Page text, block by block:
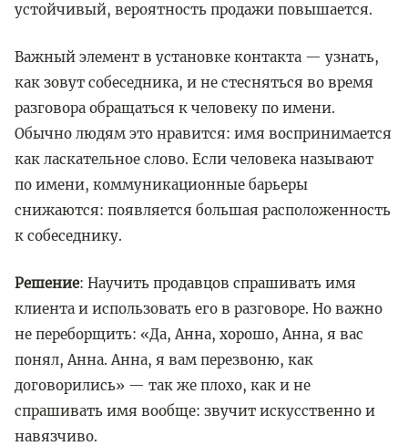
устойчивый, вероятность продажи повышается.
Важный элемент в установке контакта — узнать,
как зовут собеседника, и не стесняться во время
разговора обращаться к человеку по имени.
Обычно людям это нравится: имя воспринимается
как ласкательное слово. Если человека называют
по имени, коммуникационные барьеры
снижаются: появляется большая расположенность
к собеседнику.
Решение: Научить продавцов спрашивать имя
клиента и использовать его в разговоре. Но важно
не переборщить: «Да, Анна, хорошо, Анна, я вас
понял, Анна. Анна, я вам перезвоню, как
договорились» — так же плохо, как и не
спрашивать имя вообще: звучит искусственно и
навязчиво.